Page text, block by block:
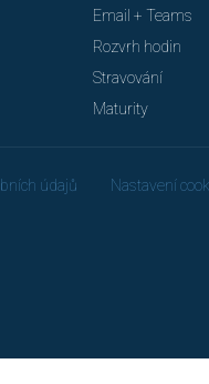
Email + Teams
Rozvrh hodin
Stravování
Maturity
údajů Nastavení